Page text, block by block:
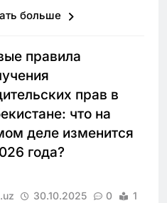
больше
правила
прав в
что на
деле изменится
года?
30.10.2025 0
1